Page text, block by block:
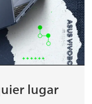
lugar